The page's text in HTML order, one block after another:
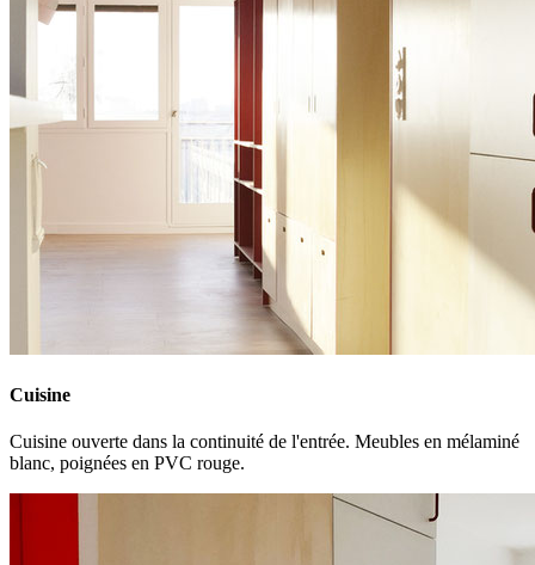
Cuisine
Cuisine ouverte dans la continuité de l'entrée. Meubles en mélaminé
blanc, poignées en PVC rouge.